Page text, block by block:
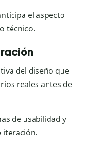
el aspecto
técnico.
del diseño que
reales antes de
de usabilidad y
iteración.